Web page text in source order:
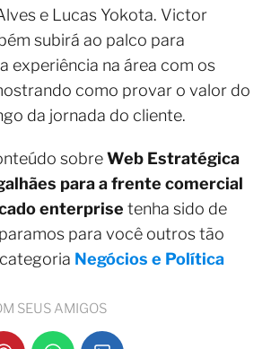
e Lucas Yokota. Victor
subirá ao palco para
experiência na área com os
como provar o valor do
da jornada do cliente.
sobreWeb Estratégica
para a frente comercial
enterprise tenha sido de
para você outros tão
Negócios e Política
SEUS AMIGOS